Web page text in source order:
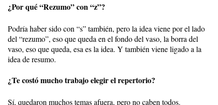
¿Por qué “Rezumo” con “z”?
Podría haber sido con “s” también, pero la idea viene por el lado
del “rezumo”, eso que queda en el fondo del vaso, la borra del
vaso, eso que queda, esa es la idea. Y también viene ligado a la
idea de resumo.
¿Te costó mucho trabajo elegir el repertorio?
Sí, quedaron muchos temas afuera, pero no caben todos.